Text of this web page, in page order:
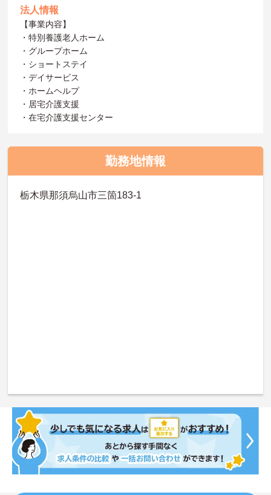
法人情報
【事業内容】
・特別養護老人ホーム
・グループホーム
・ショートステイ
・デイサービス
・ホームヘルプ
・居宅介護支援
・在宅介護支援センター
勤務地情報
栃木県那須烏山市三箇183-1